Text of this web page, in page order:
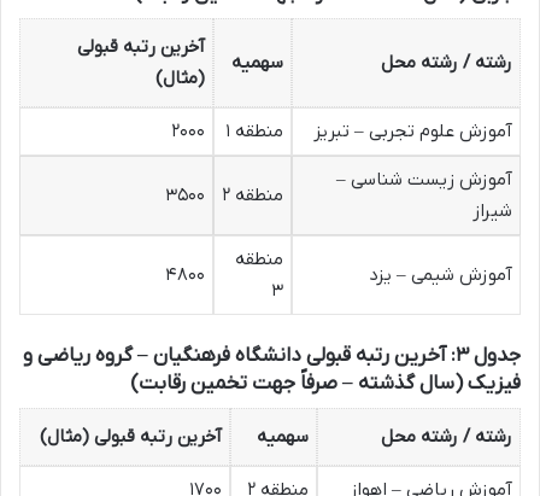
رشته / رشته محل سهمیه
آخرین رتبه قبولی
(مثال)
آموزش علوم تجربی – تبریز منطقه ۱
۲۰۰۰
آموزش زیست شناسی –
شیراز
منطقه ۲ ۳۵۰۰
آموزش شیمی – یزد
منطقه
۳
۴۸۰۰
جدول ۳: آخرین رتبه قبولی دانشگاه فرهنگیان – گروه ریاضی و
فیزیک (سال گذشته – صرفاً جهت تخمین رقابت)
رشته / رشته محل سهمیه آخرین رتبه قبولی (مثال)
آموزش ریاضی – اهواز منطقه ۲
۱۷۰۰